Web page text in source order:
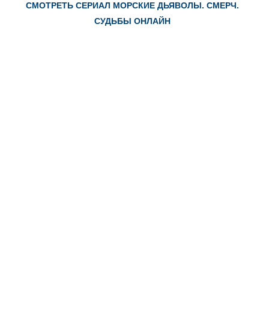
СМОТРЕТЬ СЕРИАЛ МОРСКИЕ ДЬЯВОЛЫ. СМЕРЧ.
СУДЬБЫ ОНЛАЙН